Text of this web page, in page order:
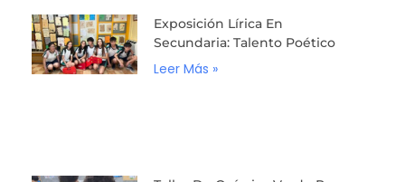
Exposición Lírica En
Secundaria: Talento Poético
Leer Más »